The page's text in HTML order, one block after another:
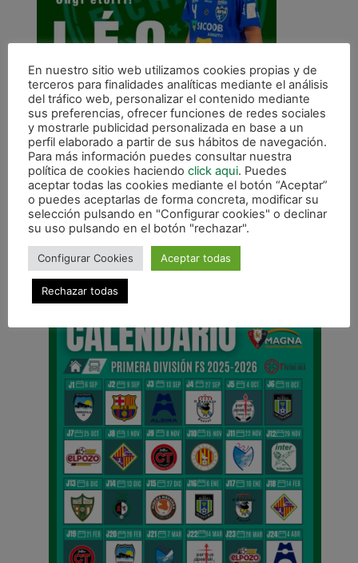
ANTERIOR
Léo Café, nueva incorporación de Osasuna Magna
CALENDARIO DE LIGA
En nuestro sitio web utilizamos cookies propias y de
terceros para finalidades analíticas mediante el análisis
del tráfico web, personalizar el contenido mediante
sus preferencias, ofrecer funciones de redes sociales
y mostrarle publicidad personalizada en base a un
perfil elaborado a partir de sus hábitos de navegación.
Para más información puedes consultar nuestra
política de cookies haciendo click aqui. Puedes
aceptar todas las cookies mediante el botón “Aceptar”
o puedes aceptarlas de forma concreta, modificar su
selección pulsando en "Configurar cookies" o declinar
su uso pulsando en el botón "rechazar".
Configurar Cookies Aceptar todas
Rechazar todas